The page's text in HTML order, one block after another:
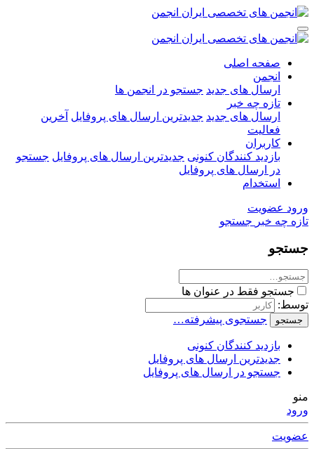
صفحه اصلی
انجمن
ارسال های جدید جستجو در انجمن ها
تازه چه خبر
ارسال های جدید جدیدترین ارسال های پروفایل آخرین
فعالیت
کاربران
بازدید کنندگان کنونی جدیدترین ارسال های پروفایل جستجو
در ارسال های پروفایل
استخدام
ورود عضویت
تازه چه خبر جستجو
جستجو
جستجو فقط در عنوان ها
توسط:
جستجو جستجوی پیشرفته…
بازدید کنندگان کنونی
جدیدترین ارسال های پروفایل
جستجو در ارسال های پروفایل
منو
ورود
عضویت